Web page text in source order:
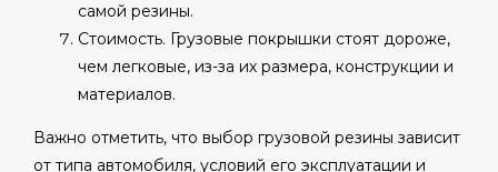
самой резины.
Стоимость. Грузовые покрышки стоят дороже,
чем легковые, из-за их размера, конструкции и
материалов.
Важно отметить, что выбор грузовой резины зависит
от типа автомобиля, условий его эксплуатации и